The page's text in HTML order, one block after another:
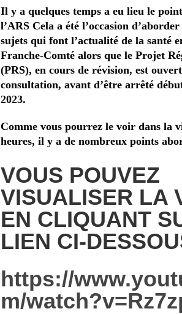
Il y a quelques temps a eu lieu le
l’ARS Cela a été l’occasion d’aborder
sujets qui font l’actualité de la santé
Franche-Comté alors que le Projet
(PRS), en cours de révision, est
consultation, avant d’être arrêté
2023.
Comme vous pourrez le voir dans la
heures, il y a de nombreux points
VOUS POUVEZ
VISUALISER LA
EN CLIQUANT
LIEN CI-
https://
m/